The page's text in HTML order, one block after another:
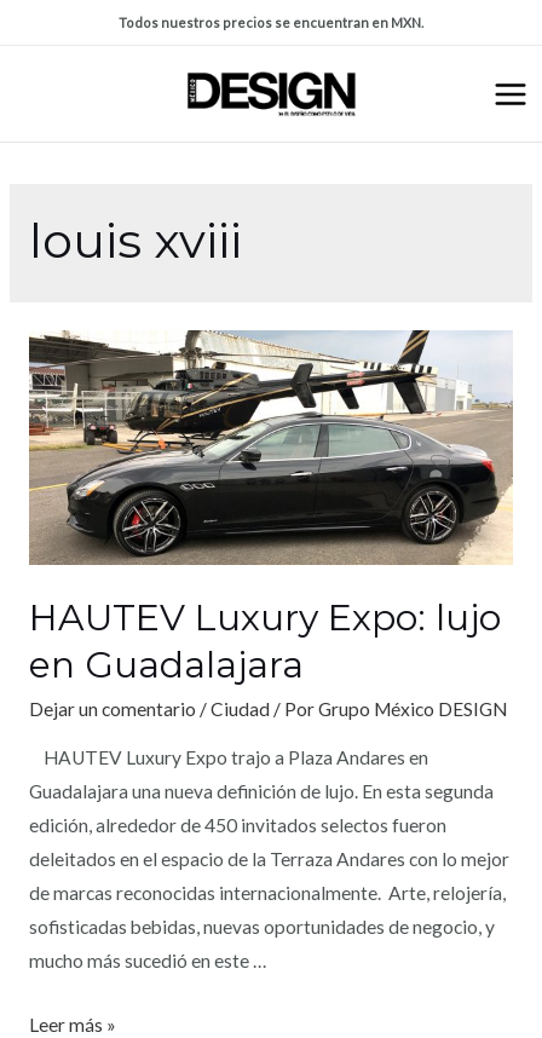
Todos nuestros precios se encuentran en MXN.
louis xviii
HAUTEV Luxury Expo: lujo
en Guadalajara
Dejar un comentario /Ciudad / PorGrupo México DESIGN
HAUTEV Luxury Expo trajo a Plaza Andares en
Guadalajara una nueva definición de lujo. En esta segunda
edición, alrededor de 450 invitados selectos fueron
deleitados en el espacio de la Terraza Andares con lo mejor
de marcas reconocidas internacionalmente. Arte, relojería,
sofisticadas bebidas, nuevas oportunidades de negocio, y
mucho más sucedió en este …
Leer más »